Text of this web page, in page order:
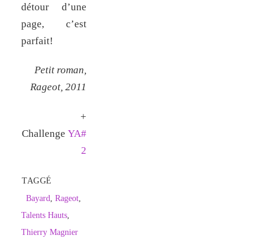
détour d’une
page, c’est
parfait!
Petit roman,
Rageot, 2011
+
Challenge YA#
2
TAGGÉ
Bayard Rageot
Talents Hauts
Thierry Magnier